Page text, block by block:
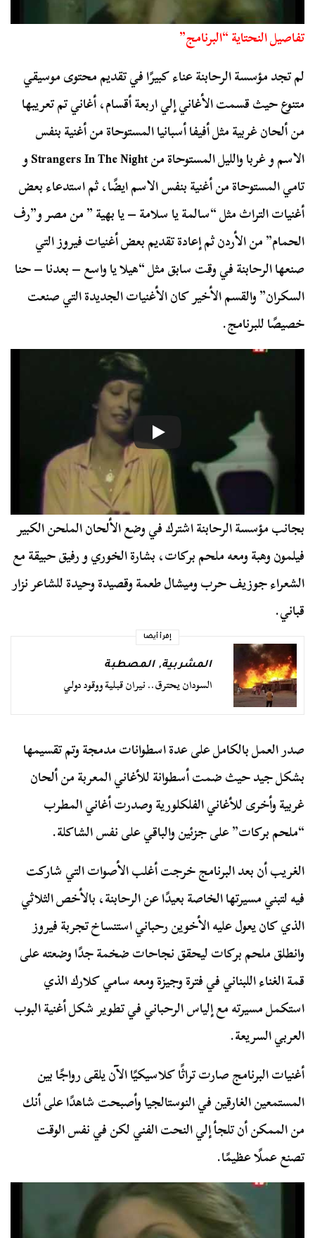
تفاصيل النحتاية “البرنامج”
لم تجد مؤسسة الرحابنة عناء كبيرًا في تقديم محتوى موسيقي
متنوع حيث قسمت الأغاني إلي اربعة أقسام، أغاني تم تعريبها
من ألحان غربية مثل أفيفا أسبانيا المستوحاة من أغنية بنفس
الاسم و غربا والليل المستوحاة منStrangers In The Nightو
تامي المستوحاة من أغنية بنفس الاسم ايضًا، ثم استدعاء بعض
أغنيات التراث مثل “سالمة يا سلامة – يا بهية ” من مصر و”رف
الحمام” من الأردن ثم إعادة تقديم بعض أغنيات فيروز التي
صنعها الرحابنة في وقت سابق مثل “هيلا يا واسع – بعدنا – حنا
السكران” والقسم الأخير كان الأغنيات الجديدة التي صنعت
خصيصًا للبرنامج.
بجانب مؤسسة الرحابنة اشترك في وضع الألحان الملحن الكبير
فيلمون وهبة ومعه ملحم بركات، بشارة الخوري و رفيق حبيقة مع
الشعراء جوزيف حرب وميشال طعمة وقصيدة وحيدة للشاعر نزار
قباني.
إقرأ أيضا
المشربية,المصطبة
السودان يحترق.. نيران قبلية ووقود دولي
صدر العمل بالكامل على عدة اسطوانات مدمجة وتم تقسيمها
بشكل جيد حيث ضمت أسطوانة للأغاني المعربة من ألحان
غربية وأخرى للأغاني الفلكلورية وصدرت أغاني المطرب
“ملحم بركات” على جزئين والباقي على نفس الشاكلة.
الغريب أن بعد البرنامج خرجت أغلب الأصوات التي شاركت
فيه لتبني مسيرتها الخاصة بعيدًا عن الرحابنة، بالأخص الثلاثي
الذي كان يعول عليه الأخوين رحباني استنساخ تجربة فيروز
وانطلق ملحم بركات ليحقق نجاحات ضخمة جدًا وضعته على
قمة الغناء اللبناني في فترة وجيزة ومعه سامي كلارك الذي
استكمل مسيرته مع إلياس الرحباني في تطوير شكل أغنية البوب
العربي السريعة.
أغنيات البرنامج صارت تراثًا كلاسيكيًا الآن يلقى رواجًا بين
المستمعين الغارقين في النوستالجيا وأصبحت شاهدًا على أنك
من الممكن أن تلجأ إلي النحت الفني لكن في نفس الوقت
تصنع عملًا عظيمًا.